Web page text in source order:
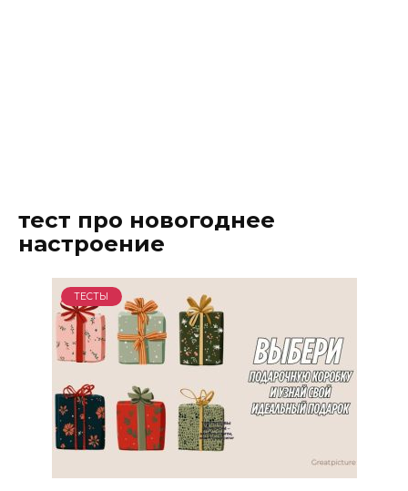
тест про новогоднее
настроение
ТЕСТЫ